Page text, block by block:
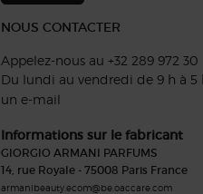
NOUS CONTACTER
Appelez-nous au +32 289 972 30
Du lundi au vendredi de 9 h à 5
un e-mail
Informations sur le fabricant
GIORGIO ARMANI PARFUMS
14, rue Royale - 75008 Paris France
armanibeauty.ecom@be.oaccare.com